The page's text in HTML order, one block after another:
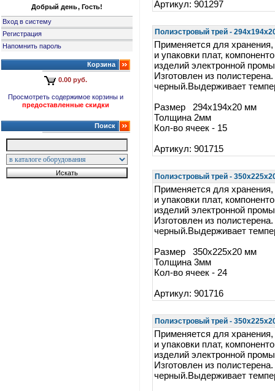
Добрый день, Гость!
Вход в систему
Регистрация
Напомнить пароль
Корзина
0.00 руб.
Просмотреть содержимое корзины и
предоставленные скидки
Поиск
Артикул: 901297
Полиэстровый трей -
Применяется для хранения,
и упаковки плат,
изделий электронной
Изготовлен из
черный.Выдерживает
Размер 294x194x20 мм
Толщина 2мм
Кол-во ячеек - 15
Артикул: 901715
Полиэстровый трей -
Применяется для хранения,
и упаковки плат,
изделий электронной
Изготовлен из
черный.Выдерживает
Размер 350x225x20 мм
Толщина 3мм
Кол-во ячеек - 24
Артикул: 901716
Полиэстровый трей -
Применяется для хранения,
и упаковки плат,
изделий электронной
Изготовлен из
черный.Выдерживает